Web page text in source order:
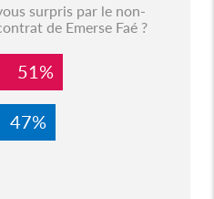
surpris par le non-
de Emerse Faé ?
51%
47%